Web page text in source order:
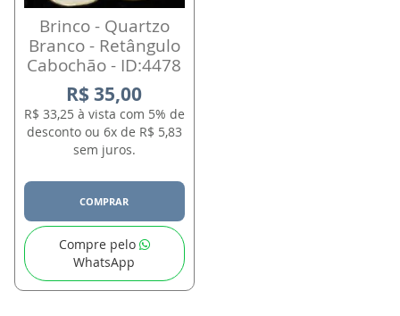
Brinco - Quartzo
Branco - Retângulo
Cabochão - ID:4478
R$ 35,00
R$ 33,25 à vista com 5% de
desconto ou 6x de R$ 5,83
sem juros.
COMPRAR
Compre pelo
WhatsApp